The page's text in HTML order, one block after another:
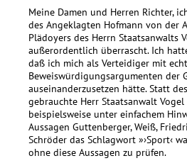
Meine Damen und Herren Richter,
des Angeklagten Hofmann von der
Plädoyers des Herrn Staatsanwalts
außerordentlich überrascht. Ich
daß ich mich als Verteidiger mit
Beweiswürdigungsargumenten der
auseinanderzusetzen hätte. Statt
gebrauchte Herr Staatsanwalt Vogel
beispielsweise unter einfachem
Aussagen Guttenberger, Weiß,
Schröder das Schlagwort »›Sport‹
ohne diese Aussagen zu prüfen.